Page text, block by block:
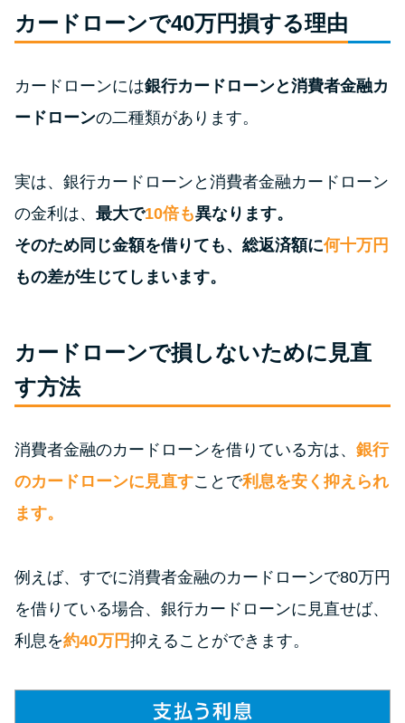
カードローンの見直しで40万円
得した話
最速！最短40分で借りられるカ
ードローン
特集ページ一覧
種類や特徴で探す
銀行カードローンを選ぶべき4つ
無利息期間を利用して利息0円で
その他コラム
処法3つ
家賃払えないが強制退去は避け
カードローンで40万円損する理由
カードローンには銀行カードローンと消費者金融カ
ードローンの二種類があります。
実は、銀行カードローンと消費者金融カードローン
の金利は、 最大で10倍も異なります。
そのため同じ金額を借りても、総返済額に何十万円
もの差が生じてしまいます。
カードローンで損しないために見直
す方法
消費者金融のカードローンを借りている方は、 銀行
のカードローンに見直すことで利息を安く抑えられ
ます。
例えば、すでに消費者金融のカードローンで80万円
を借りている場合、銀行カードローンに見直せば、
利息を約40万円抑えることができます。